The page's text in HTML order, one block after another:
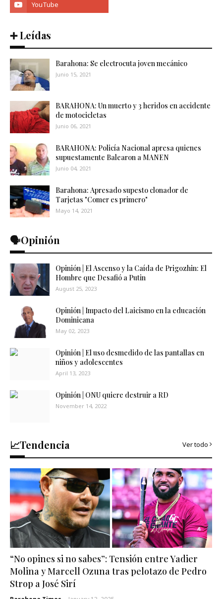
➕ Leídas
Barahona: Se electrocuta joven mecánico
Junio 15, 2021
BARAHONA: Un muerto y 3 heridos en accidente
de motocicletas
Junio 06, 2021
BARAHONA: Policía Nacional apresa quienes
supuestamente Balearon a MANEN
Junio 04, 2021
Barahona: Apresado supesto clonador de
Tarjetas "Comer es primero"
Mayo 14, 2021
🗣️Opinión
Opinión | El Ascenso y la Caída de Prigozhin: El
Hombre que Desafió a Putin
August 25, 2023
Opinión | Impacto del Laicismo en la educación
Dominicana
May 02, 2023
Opinión | El uso desmedido de las pantallas en
niños y adolescentes
April 13, 2023
Opinión | ONU quiere destruir a RD
November 14, 2022
📈Tendencia Ver todo
“No opines si no sabes”: Tensión entre Yadier
Molina y Marcell Ozuna tras pelotazo de Pedro
Strop a José Sirí